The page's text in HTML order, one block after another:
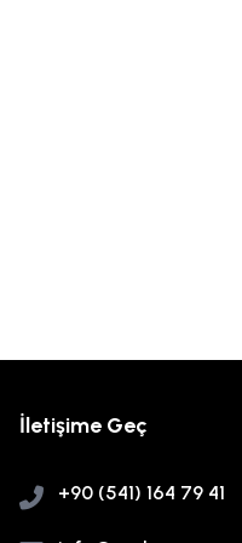
İletişime Geç
+90 (541) 164 79 41